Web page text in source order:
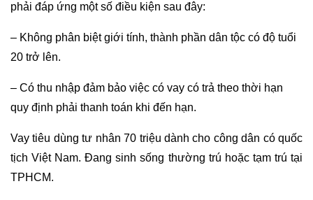
phải đáp ứng một số điều kiện sau đây:
– Không phân biệt giới tính, thành phần dân tộc có độ tuổi
20 trở lên.
– Có thu nhập đảm bảo việc có vay có trả theo thời hạn
quy định phải thanh toán khi đến hạn.
Vay tiêu dùng tư nhân 70 triệu dành cho công dân có quốc
tịch Việt Nam. Đang sinh sống thường trú hoặc tạm trú tại
TPHCM.